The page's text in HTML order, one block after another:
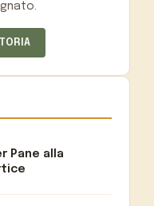
Pane alla